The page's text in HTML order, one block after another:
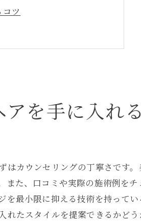
ツ
ト
グヘアスタイル
スタイル
提案
ント
ル
を手に入れ
カウンセリングの丁寧さです
た、口コミや実際の施術例を
最小限に抑える技術を持って
たスタイルを提案できるかど